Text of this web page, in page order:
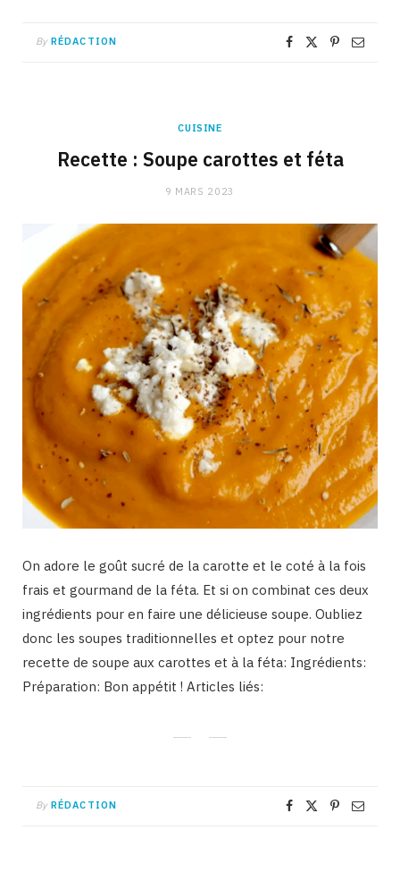
By RÉDACTION
CUISINE
Recette : Soupe carottes et féta
9 MARS 2023
On adore le goût sucré de la carotte et le coté à la fois
frais et gourmand de la féta. Et si on combinat ces deux
ingrédients pour en faire une délicieuse soupe. Oubliez
donc les soupes traditionnelles et optez pour notre
recette de soupe aux carottes et à la féta: Ingrédients:
Préparation: Bon appétit ! Articles liés:
By RÉDACTION